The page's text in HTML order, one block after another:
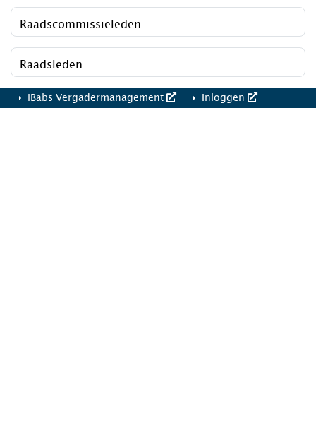
Raadscommissieleden
Raadsleden
iBabs Vergadermanagement Inloggen